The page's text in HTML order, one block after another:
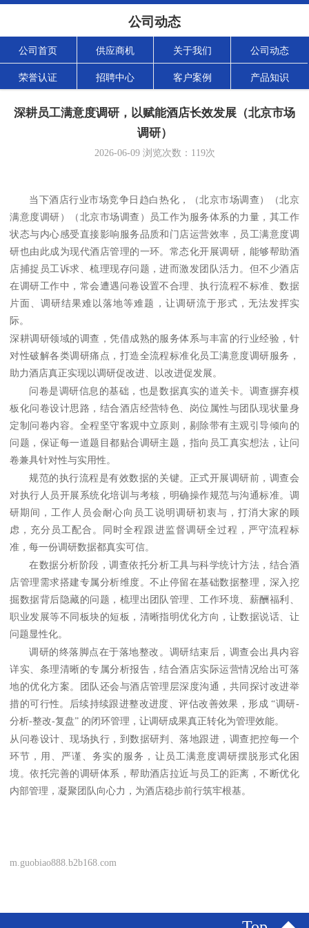
公司动态
公司首页 供应商机 关于我们 公司动态
荣誉认证 招聘中心 客户案例 产品知识
深耕员工满意度调研，以赋能酒店长效发展（北京市场
调研）
2026-06-09浏览次数： 119次
当下酒店行业市场竞争日趋白热化，
（北京市场调查）（北京
满意度调研）（北京市场调查）
员工作为服务体系的力量，其工作
状态与内心感受直接影响服务品质和门店运营效率，员工满意度调
研也由此成为现代酒店管理的一环。常态化开展调研，能够帮助酒
店捕捉员工诉求、梳理现存问题，进而激发团队活力。但不少酒店
在调研工作中，常会遭遇问卷设置不合理、执行流程不标准、数据
片面、调研结果难以落地等难题，让调研流于形式，无法发挥实
际。
深耕调研领域的调查，凭借成熟的服务体系与丰富的行业经验，针
对性破解各类调研痛点，打造全流程标准化员工满意度调研服务，
助力酒店真正实现以调研促改进、以改进促发展。
问卷是调研信息的基础，也是数据真实的道关卡。调查摒弃模
板化问卷设计思路，结合酒店经营特色、岗位属性与团队现状量身
定制问卷内容。全程坚守客观中立原则，剔除带有主观引导倾向的
问题，保证每一道题目都贴合调研主题，指向员工真实想法，让问
卷兼具针对性与实用性。
规范的执行流程是有效数据的关键。正式开展调研前，调查会
对执行人员开展系统化培训与考核，明确操作规范与沟通标准。调
研期间，工作人员会耐心向员工说明调研初衷与，打消大家的顾
虑，充分员工配合。同时全程跟进监督调研全过程，严守流程标
准，每一份调研数据都真实可信。
在数据分析阶段，调查依托分析工具与科学统计方法，结合酒
店管理需求搭建专属分析维度。不止停留在基础数据整理，深入挖
掘数据背后隐藏的问题，梳理出团队管理、工作环境、薪酬福利、
职业发展等不同板块的短板，清晰指明优化方向，让数据说话、让
问题显性化。
调研的终落脚点在于落地整改。调研结束后，调查会出具内容
详实、条理清晰的专属分析报告，结合酒店实际运营情况给出可落
地的优化方案。团队还会与酒店管理层深度沟通，共同探讨改进举
措的可行性。后续持续跟进整改进度、评估改善效果，形成 “调研-
分析-整改-复盘” 的闭环管理，让调研成果真正转化为管理效能。
从问卷设计、现场执行，到数据研判、落地跟进，调查把控每一个
环节，用、严谨、务实的服务，让员工满意度调研摆脱形式化困
境。依托完善的调研体系，帮助酒店拉近与员工的距离，不断优化
内部管理，凝聚团队向心力，为酒店稳步前行筑牢根基。
m.guobiao888.b2b168.com